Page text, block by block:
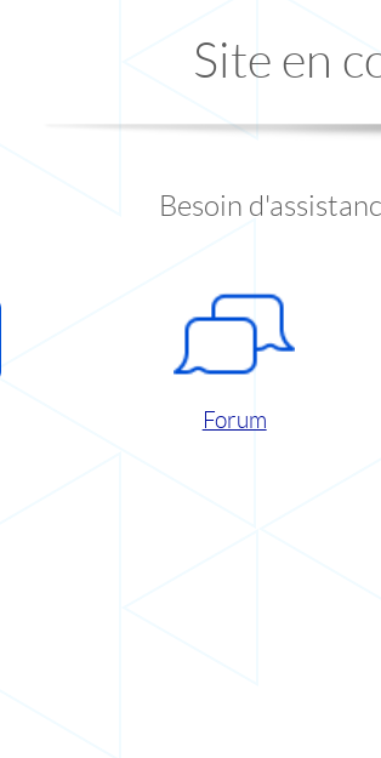
Site en
Besoin
Forum